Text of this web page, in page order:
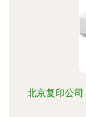
北京复印公